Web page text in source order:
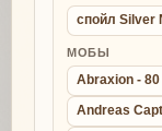
спойл Silver
МОБЫ
Abraxion -
Andreas